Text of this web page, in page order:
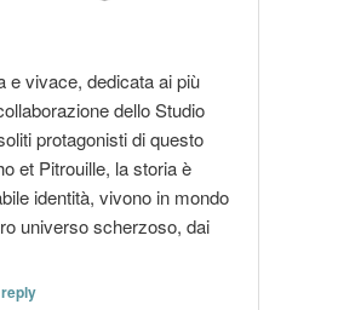
e vivace, dedicata ai più
dello Studio
protagonisti di questo
et Pitrouille, la storia è
identità, vivono in mondo
universo scherzoso, dai